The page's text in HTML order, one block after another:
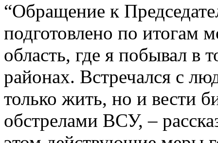
“Обращение к
подготовлено по итогам
область, где я побывал в
районах. Встречался с
только жить, но и вести
обстрелами ВСУ, –